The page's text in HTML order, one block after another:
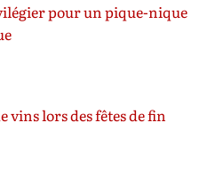
pour un pique-nique
vins lors des fêtes de fin